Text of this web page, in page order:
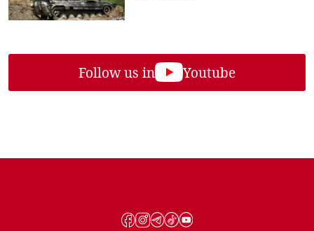
Follow us in Youtube